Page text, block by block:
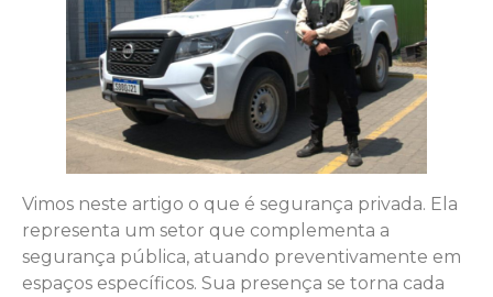
Vimos neste artigo o que é segurança privada. Ela
representa um setor que complementa a
segurança pública, atuando preventivamente em
espaços específicos. Sua presença se torna cada